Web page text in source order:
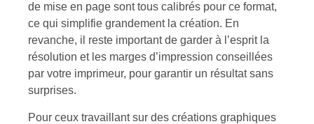
de mise en page sont tous calibrés pour ce format,
ce qui simplifie grandement la création. En
revanche, il reste important de garder à l’esprit la
résolution et les marges d’impression conseillées
par votre imprimeur, pour garantir un résultat sans
surprises.
Pour ceux travaillant sur des créations graphiques